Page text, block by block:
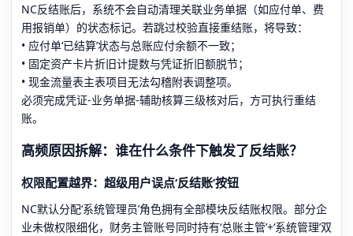
NC反结账后，系统不会自动清理关联业务单据（如应付单、费
用报销单）的状态标记。若跳过校验直接重结账，将导致：
• 应付单‘已结算’状态与总账应付余额不一致；
• 固定资产卡片折旧计提数与凭证折旧额脱节；
• 现金流量表主表项目无法勾稽附表调整项。
必须完成凭证-业务单据-辅助核算三级核对后，方可执行重结
账。
高频原因拆解：谁在什么条件下触发了反结账？
权限配置越界：超级用户误点‘反结账’按钮
NC默认分配‘系统管理员’角色拥有全部模块反结账权限。部分企
业未做权限细化，财务主管账号同时持有‘总账主管’+‘系统管理’双